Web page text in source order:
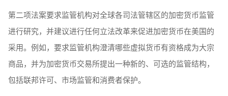
第二项法案要求监管机构对全球各司法管辖区的加密货币监管
进行研究，并建议进行任何立法改革来促进加密货币在美国的
采用。例如，要求监管机构澄清哪些虚拟货币有资格成为大宗
商品，并为加密货币交易所提出一种新的、可选的监管结构，
包括联邦许可、市场监管和消费者保护。